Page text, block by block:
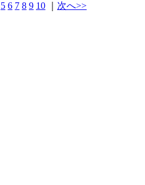
5 6 7 8 9 10 次へ>>